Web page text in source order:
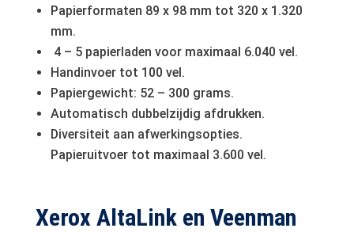
Papierformaten 89 x 98 mm tot 320 x 1.320
mm.
4 – 5 papierladen voor maximaal 6.040 vel.
Handinvoer tot 100 vel.
Papiergewicht: 52 – 300 grams.
Automatisch dubbelzijdig afdrukken.
Diversiteit aan afwerkingsopties.
Papieruitvoer tot maximaal 3.600 vel.
Xerox AltaLink en Veenman